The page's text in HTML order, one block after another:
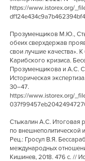
https://www.istorex.org/
Прозуменщиков М.Ю.,
обеих сверхдержав
свои лучшие качества».
Карибского кризиса.
Прозуменщикова и А.С.
Историческая
30–47.
https://www.istorex.org/
Стыкалин А.С. Итоговая
по внешнеполитической
Рец.: Гросул В.Я.
международных
Кишинев, 2018. 476 с. //